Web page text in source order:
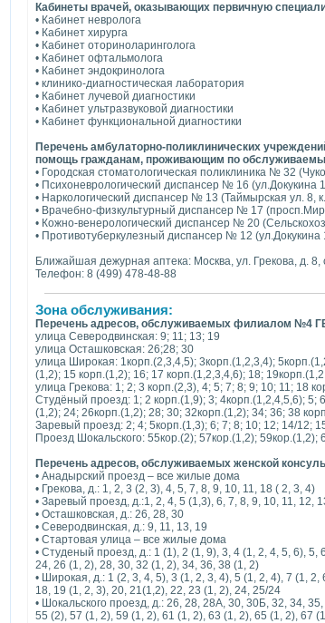
Кабинеты врачей, оказывающих первичную
• Кабинет невролога
• Кабинет хирурга
• Кабинет оториноларинголога
• Кабинет офтальмолога
• Кабинет эндокринолога
• клинико-диагностическая лаборатория
• Кабинет лучевой диагностики
• Кабинет ультразвуковой диагностики
• Кабинет функциональной диагностики
Перечень амбулаторно-поликлинических
помощь гражданам, проживающим по
• Городская стоматологическая поликлиника № 32
• Психоневрологический диспансер № 16 (ул.Докукина
• Наркологический диспансер № 13 (Таймырская ул. 8,
• Врачебно-физкультурный диспансер № 17
• Кожно-венерологический диспансер № 20
• Противотуберкулезный диспансер № 12 (ул.Докукина
Ближайшая дежурная аптека: Москва, ул. Грекова, д. 8,
Телефон: 8 (499) 478-48-88
Зона обслуживания:
Перечень адресов, обслуживаемых филиалом №4
улица Северодвинская: 9; 11; 13; 19
улица Осташковская: 26;28; 30
улица Широкая: 1корп.(2,3,4,5); 3корп.(1,2,3,4);
(1,2); 15 корп.(1,2); 16; 17 корп.(1,2,3,4,6); 18;
улица Грекова: 1; 2; 3 корп.(2,3), 4; 5; 7; 8; 9; 10; 11; 18
Студёный проезд: 1; 2 корп.(1,9); 3; 4корп.(1,2,4,5,6); 5;
(1,2); 24; 26корп.(1,2); 28; 30; 32корп.(1,2); 34; 36; 38
Заревый проезд: 2; 4; 5корп.(1,3); 6; 7; 8; 10; 12; 14/12;
Проезд Шокальского: 55кор.(2); 57кор.(1,2);
Перечень адресов, обслуживаемых женской
• Анадырский проезд – все жилые дома
• Грекова, д.: 1, 2, 3 (2, 3), 4, 5, 7, 8, 9, 10, 11, 18 ( 2, 3, 4)
• Заревый проезд, д.:1, 2, 4, 5 (1,3), 6, 7, 8, 9, 10, 11, 12,
• Осташковская, д.: 26, 28, 30
• Северодвинская, д.: 9, 11, 13, 19
• Стартовая улица – все жилые дома
• Студеный проезд, д.: 1 (1), 2 (1, 9), 3, 4 (1, 2, 4, 5, 6),
24, 26 (1, 2), 28, 30, 32 (1, 2), 34, 36, 38 (1, 2)
• Широкая, д.: 1 (2, 3, 4, 5), 3 (1, 2, 3, 4), 5 (1, 2, 4), 7 (1,
18, 19 (1, 2, 3), 20, 21(1,2), 22, 23 (1, 2), 24, 25/24
• Шокальского проезд, д.: 26, 28, 28А, 30, 30Б, 32, 34,
55 (2), 57 (1, 2), 59 (1, 2), 61 (1, 2), 63 (1, 2), 65 (1, 2), 67